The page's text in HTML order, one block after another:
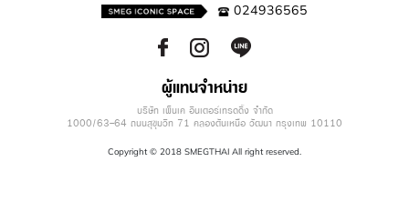
024936565
ผู้แทนจำหน่าย
บริษัท เพ็นเค อินเตอร์เทรดดิ้ง จำกัด
1000/63-64 ถนนสุขุมวิท 71 คลองตันเหนือ วัฒนา กรุงเทพ 10110
Copyright © 2018 SMEGTHAI All right reserved.